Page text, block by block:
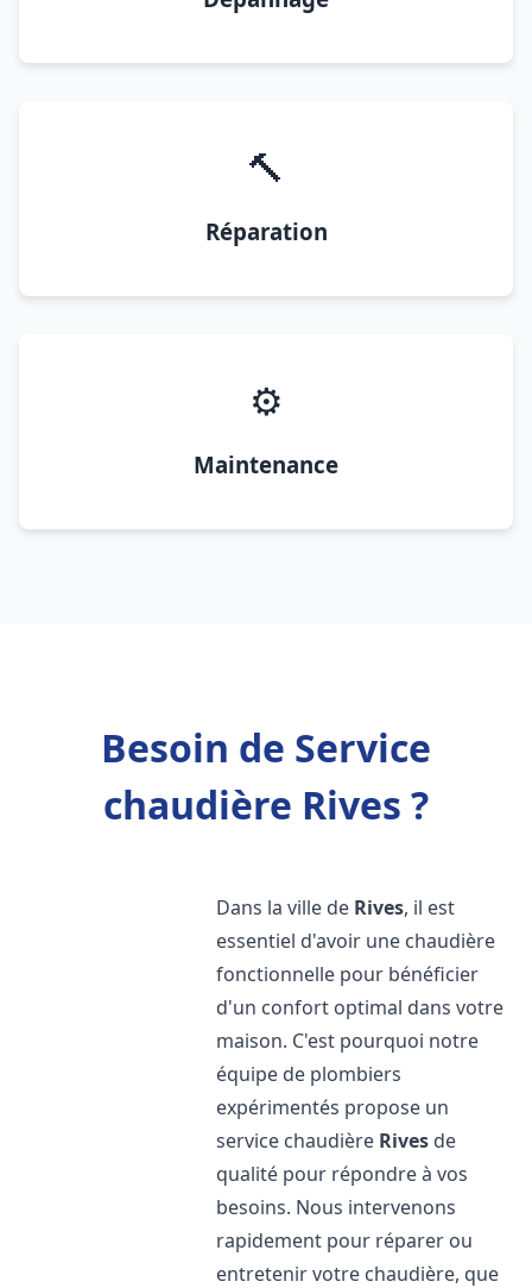
🔨
Réparation
⚙️
Maintenance
Besoin de Service
chaudière Rives ?
Dans la ville de Rives, il est
essentiel d'avoir une chaudière
fonctionnelle pour bénéficier
d'un confort optimal dans votre
maison. C'est pourquoi notre
équipe de plombiers
expérimentés propose un
service chaudière Rives de
qualité pour répondre à vos
besoins. Nous intervenons
rapidement pour réparer ou
entretenir votre chaudière, que